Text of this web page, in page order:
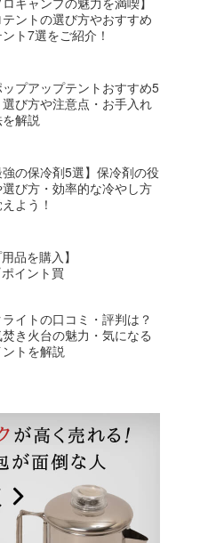
テントの選び方やおすすめ
ト7選をご紹介！
ップアップテントおすすめ5
び方や注意点・お手入れ
解説
強の保冷剤5選】保冷剤の役
び方・効率的な冷やし方
よう！
品を購入】
イント買
イトの口コミ・評判は？
焚き火台の魅力・気になる
トを解説